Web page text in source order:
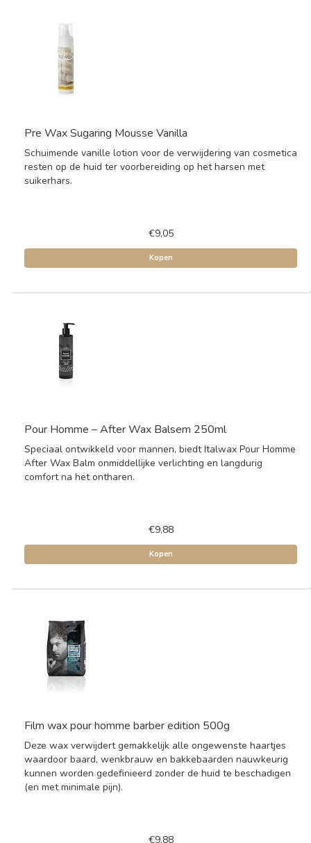
Pre Wax Sugaring Mousse Vanilla
Schuimende vanille lotion voor de verwijdering van cosmetica
resten op de huid ter voorbereiding op het harsen met
suikerhars.
€9,05
Kopen
Pour Homme – After Wax Balsem 250ml
Speciaal ontwikkeld voor mannen, biedt Italwax Pour Homme
After Wax Balm onmiddellijke verlichting en langdurig
comfort na het ontharen.
€9,88
Kopen
Film wax pour homme barber edition 500g
Deze wax verwijdert gemakkelijk alle ongewenste haartjes
waardoor baard, wenkbrauw en bakkebaarden nauwkeurig
kunnen worden gedefinieerd zonder de huid te beschadigen
(en met minimale pijn).
€9,88